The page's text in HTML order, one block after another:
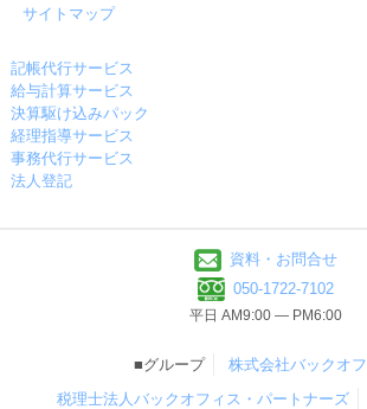
サイトマップ
記帳代行サービス
給与計算サービス
決算駆け込みパック
経理指導サービス
事務代行サービス
法人登記
資料・お問合せ
050-1722-7102
平日 AM9:00 ― PM6:00
■グループ
株式会社バックオ
税理士法人バックオフィス・パートナーズ